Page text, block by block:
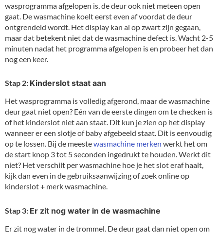
wasprogramma afgelopen is, de deur ook niet meteen open
gaat. De wasmachine koelt eerst even af voordat de deur
ontgrendeld wordt. Het display kan al op zwart zijn gegaan,
maar dat betekent niet dat de wasmachine defect is. Wacht 2-5
minuten nadat het programma afgelopen is en probeer het dan
nog een keer.
Stap 2: Kinderslot staat aan
Het wasprogramma is volledig afgerond, maar de wasmachine
deur gaat niet open? Eén van de eerste dingen om te checken is
of het kinderslot niet aan staat. Dit kun je zien op het display
wanneer er een slotje of baby afgebeeld staat. Dit is eenvoudig
op te lossen. Bij de meestewasmachine merken werkt het om
de start knop 3 tot 5 seconden ingedrukt te houden. Werkt dit
niet? Het verschilt per wasmachine hoe je het slot eraf haalt,
kijk dan even in de gebruiksaanwijzing of zoek online op
kinderslot + merk wasmachine.
Stap 3: Er zit nog water in de wasmachine
Er zit nog water in de trommel. De deur gaat dan niet open om